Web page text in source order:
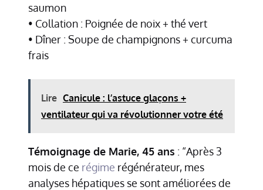
saumon
• Collation : Poignée de noix + thé vert
• Dîner : Soupe de champignons + curcuma
frais
Lire Canicule : l’astuce glaçons +
ventilateur qui va révolutionner votre été
Témoignage de Marie, 45 ans : “Après 3
mois de ce régime régénérateur, mes
analyses hépatiques se sont améliorées de